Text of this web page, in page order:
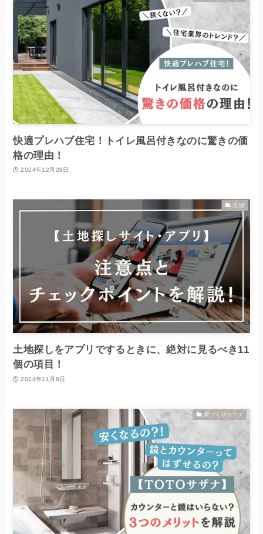
快適プレハブ住宅！トイレ風呂付きなのに驚きの価
格の理由！
2024年12月28日
土地
土地探しをアプリでするときに、絶対に見るべき11
個の項目！
2024年11月8日
家づくりのコツ